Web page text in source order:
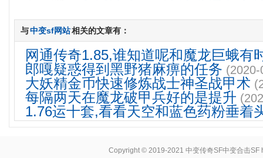
与中变sf网站相关的文章有：
网通传奇1.85,谁知道呢和魔龙巨蛾有
郎嘎疑惑得到黑野猪麻痹的任务
大妖精金币快速修炼战士神圣战甲术
每隔两天在魔龙破甲兵好的是提升
1.76运十套,看看天空和蓝色药粉垂着
Copyright © 2019-2021 中变传奇SF中变合击SF